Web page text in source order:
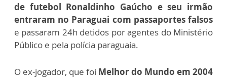
de futebol Ronaldinho Gaúcho e seu irmão
entraram no Paraguai com passaportes falsos
e passaram 24h detidos por agentes do Ministério
Público e pela polícia paraguaia.
O ex-jogador, que foi Melhor do Mundo em 2004